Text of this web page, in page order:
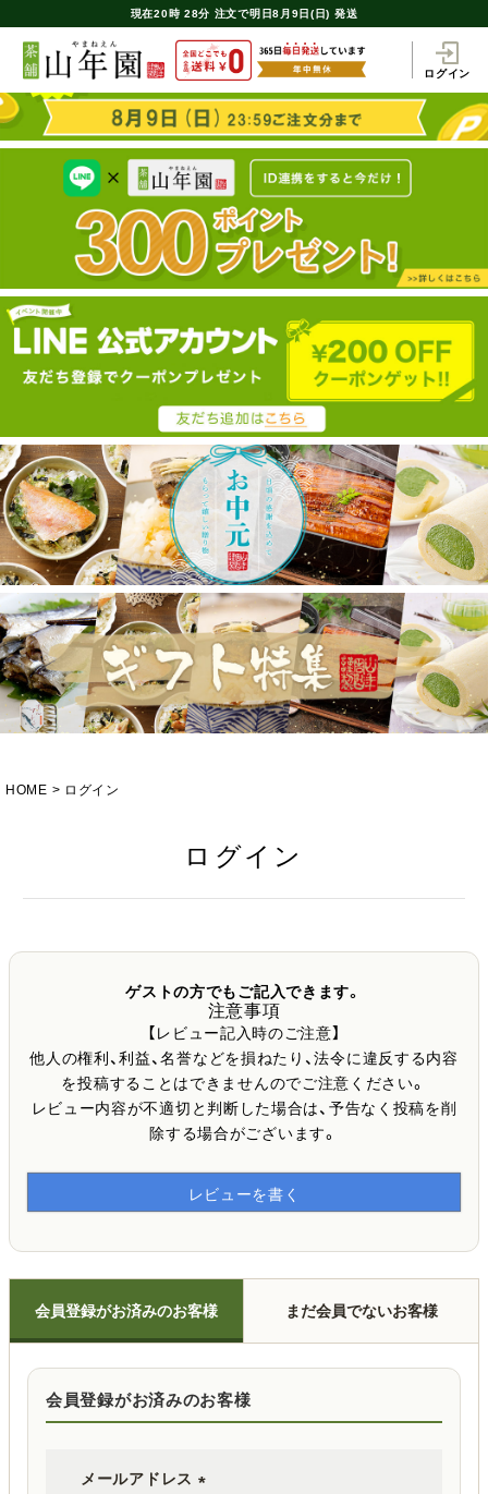
現在20時 28分 注文で明日8月9日(日) 発送
ログイン
HOME ログイン
ログイン
ゲストの方でもご記入できます。
注意事項
【レビュー記入時のご注意】
他人の権利、利益、名誉などを損ねたり、法令に違反する内容
を投稿することはできませんのでご注意ください。
レビュー内容が不適切と判断した場合は、予告なく投稿を削
除する場合がございます。
レビューを書く
会員登録がお済みのお客様 まだ会員でないお客様
会員登録がお済みのお客様
メールアドレス